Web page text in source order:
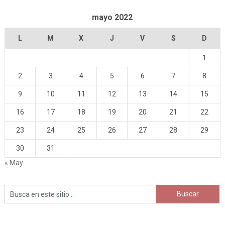
mayo 2022
L M X J V S D
1
2 3 4 5 6 7 8
9 10 11 12 13 14 15
16 17 18 19 20 21 22
23 24 25 26 27 28 29
30
31
« May